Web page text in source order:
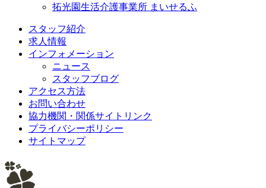
拓光園生活介護事業所 まいせるふ
スタッフ紹介
求人情報
インフォメーション
ニュース
スタッフブログ
アクセス方法
お問い合わせ
協力機関・関係サイトリンク
プライバシーポリシー
サイトマップ